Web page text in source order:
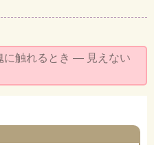
に触れるとき ― 見えない